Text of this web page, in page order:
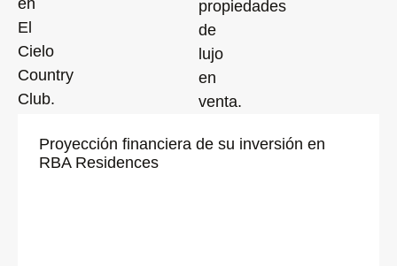
Proyección financiera de su inversión en
RBA Residences